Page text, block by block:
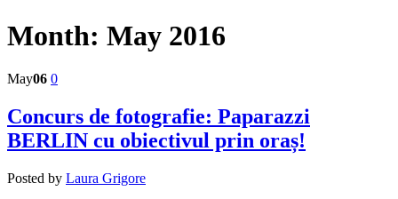
Month: May 2016
May06 0
Concurs de fotografie: Paparazzi
BERLIN cu obiectivul prin oraș!
Posted by Laura Grigore